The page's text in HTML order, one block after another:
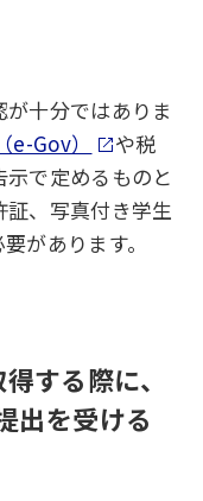
十分ではありま
Gov）
や税
で定めるものと
、写真付き学生
があります。
する際に、
出を受ける